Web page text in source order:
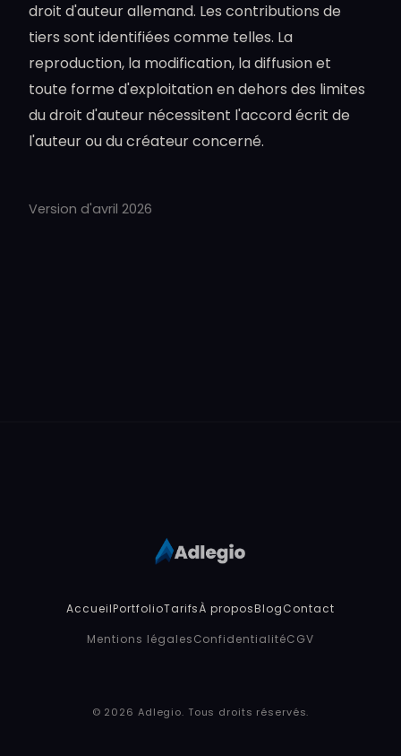
droit d'auteur allemand. Les contributions de
tiers sont identifiées comme telles. La
reproduction, la modification, la diffusion et
toute forme d'exploitation en dehors des limites
du droit d'auteur nécessitent l'accord écrit de
l'auteur ou du créateur concerné.
Version d'avril 2026
AccueilPortfolioTarifsÀ proposBlogContact
Mentions légalesConfidentialitéCGV
© 2026 Adlegio. Tous droits réservés.